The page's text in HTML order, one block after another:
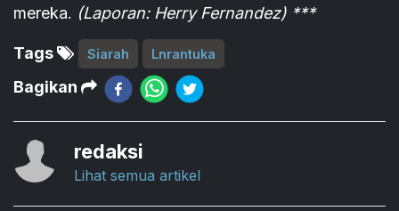
mereka. (Laporan: Herry Fernandez) ***
Tags Siarah Lnrantuka
Bagikan
redaksi
Lihat semua artikel